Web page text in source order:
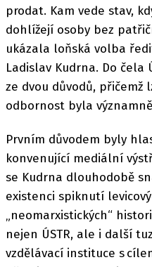
prodat. Kam vede stav,
dohlížejí osoby bez
ukázala loňská volba
Ladislav Kudrna. Do čela
ze dvou důvodů, přičemž
odbornost byla
Prvním důvodem byly
konvenující mediální
se Kudrna dlouhodobě
existenci spiknutí
„neomarxistických“
nejen ÚSTR, ale i další
vzdělávací instituce s